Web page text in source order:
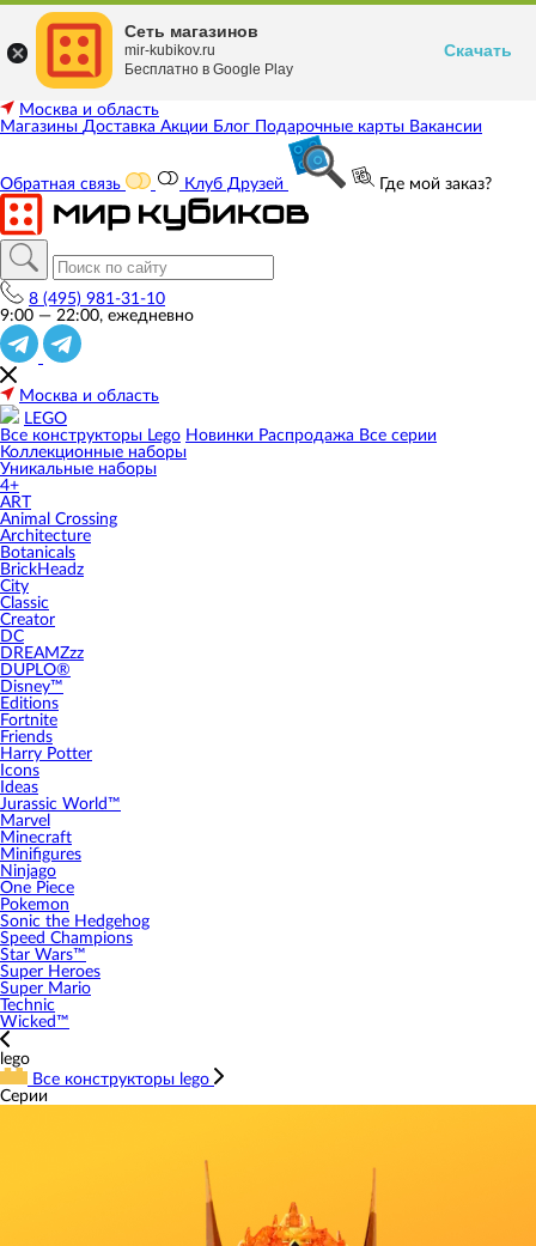
Москва и область
Магазины Доставка Акции Блог Подарочные карты Вакансии
Обратная связь Клуб Друзей Где мой заказ?
8 (495) 981-31-10
9:00 — 22:00, ежедневно
Москва и область
LEGO
Все конструкторы Lego Новинки Распродажа Все серии
Коллекционные наборы
Уникальные наборы
4+
ART
Animal Crossing
Architecture
Botanicals
BrickHeadz
City
Classic
Creator
DC
DREAMZzz
DUPLO®
Disney™
Editions
Fortnite
Friends
Harry Potter
Icons
Ideas
Jurassic World™
Marvel
Minecraft
Minifigures
Ninjago
One Piece
Pokemon
Sonic the Hedgehog
Speed Champions
Star Wars™
Super Heroes
Super Mario
Technic
Wicked™
lego
Все конструкторы lego
Серии
Сеть магазинов
mir-kubikov.ru
Бесплатно в Google Play
Скачать